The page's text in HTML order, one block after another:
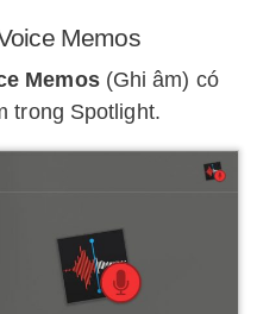
Memos
Memos(Ghi âm) có
trong Spotlight.